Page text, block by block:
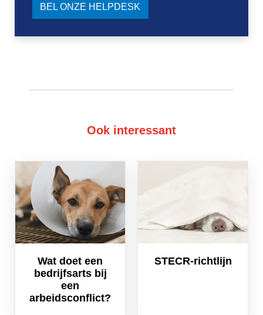
BEL ONZE HELPDESK
Ook interessant
Wat doet een
bedrijfsarts bij
een
arbeidsconflict?
STECR-richtlijn